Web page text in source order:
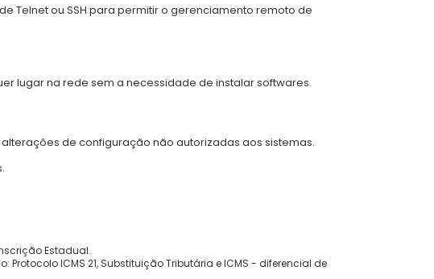
Telnet ou SSH para permitir o gerenciamento remoto de
lugar na rede sem a necessidade de instalar softwares.
de configuração não autorizadas aos sistemas.
Estadual.
ICMS 21, Substituição Tributária e ICMS - diferencial de